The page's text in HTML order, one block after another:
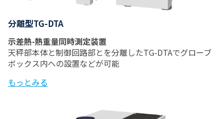
分離型TG-DTA
示差熱-熱重量同時測定装置
天秤部本体と制御回路部とを分離したTG-DTAでグローブ
ボックス内への設置などが可能
もっとみる